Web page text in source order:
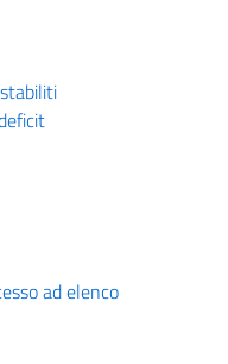
ad elenco